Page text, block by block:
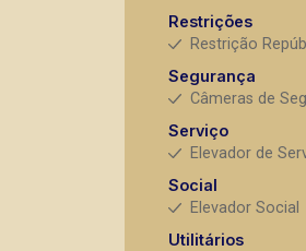
Restrições
Restrição
Segurança
Câmeras de
Serviço
Elevador de
Social
Elevador Social
Utilitários